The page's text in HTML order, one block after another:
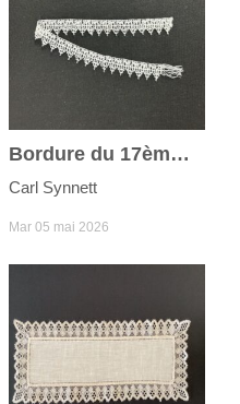
Bordure du 17ème siècle
Carl Synnett
Mar 05 mai 2026